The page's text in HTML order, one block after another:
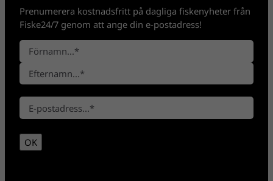
Prenumerera kostnadsfritt på dagliga fiskenyheter från
Fiske24/7 genom att ange din e-postadress!
N
a
n
*
F
ö
r
a
m
n
t
e
E
-
OK